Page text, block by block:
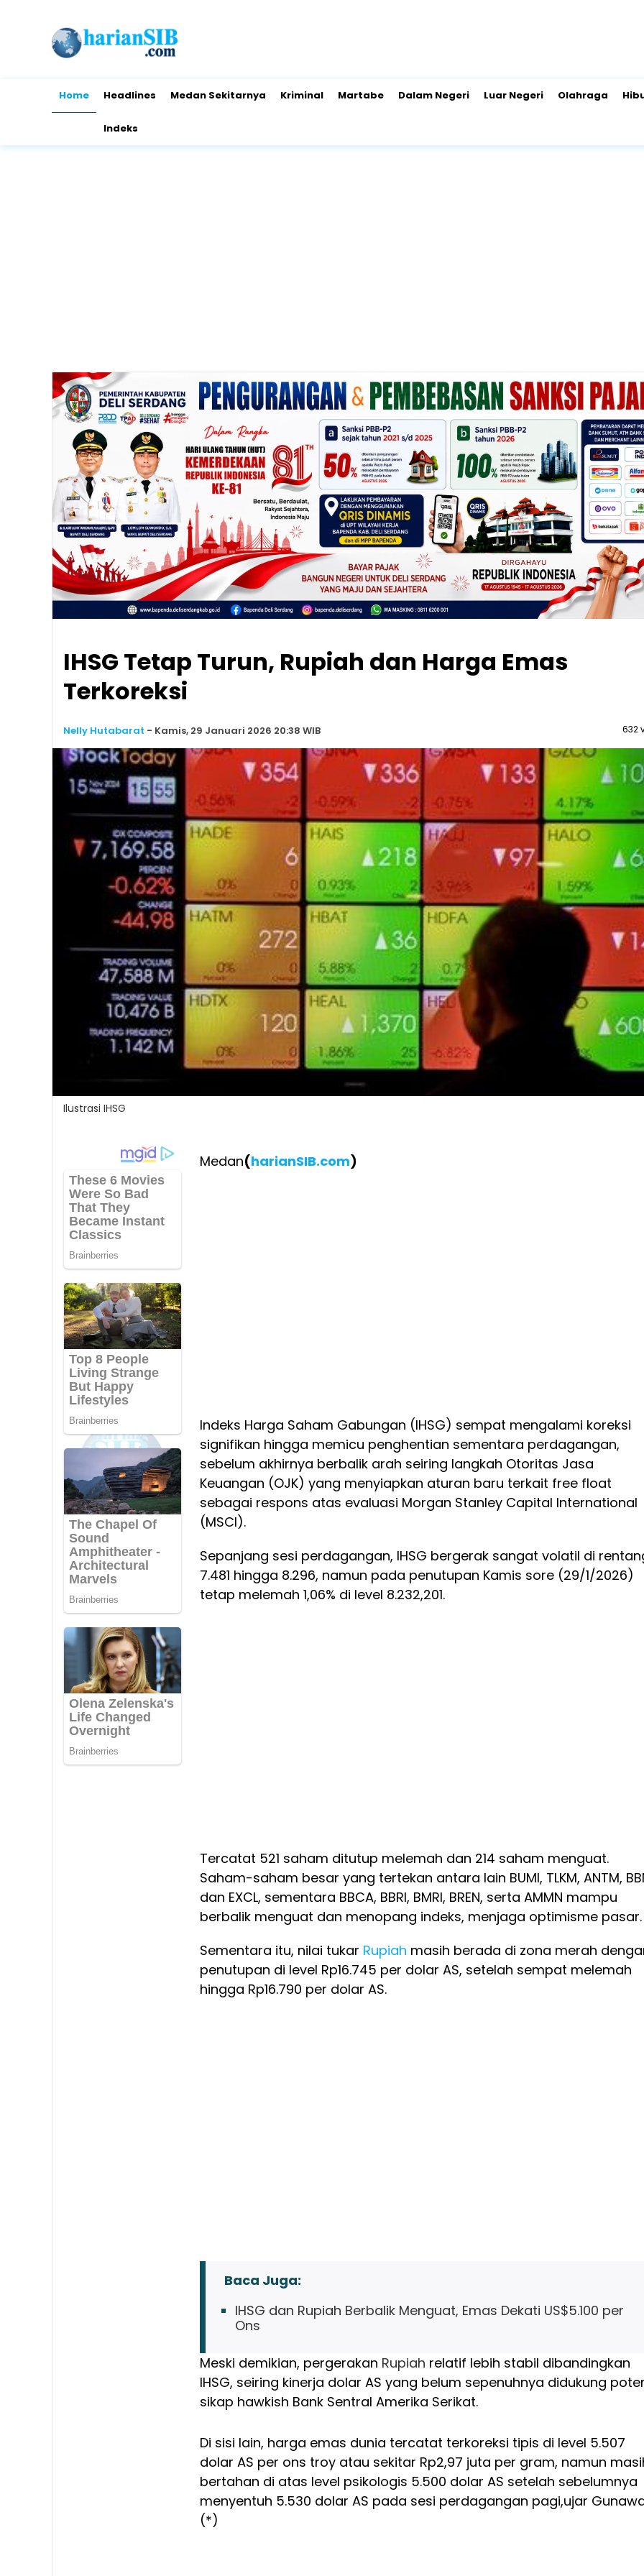
Home Headlines Medan Sekitarnya Kriminal Martabe Dalam Negeri Luar Negeri Olahraga
Indeks
IHSG Tetap Turun, Rupiah dan Harga Emas
Terkoreksi
Nelly Hutabarat - Kamis, 29 Januari 2026 20:38 WIB 632
Ilustrasi IHSG
Medan(harianSIB.com)
Indeks Harga Saham Gabungan (IHSG) sempat mengalami koreksi
signifikan hingga memicu penghentian sementara perdagangan,
sebelum akhirnya berbalik arah seiring langkah Otoritas Jasa
Keuangan (OJK) yang menyiapkan aturan baru terkait free float
sebagai respons atas evaluasi Morgan Stanley Capital International
(MSCI).
Sepanjang sesi perdagangan, IHSG bergerak sangat volatil di
7.481 hingga 8.296, namun pada penutupan Kamis sore (29/1/2026)
tetap melemah 1,06% di level 8.232,201.
Tercatat 521 saham ditutup melemah dan 214 saham menguat.
Saham-saham besar yang tertekan antara lain BUMI, TLKM, ANTM,
dan EXCL, sementara BBCA, BBRI, BMRI, BREN, serta AMMN mampu
berbalik menguat dan menopang indeks, menjaga optimisme pasar.
Sementara itu, nilai tukar Rupiah masih berada di zona merah
penutupan di level Rp16.745 per dolar AS, setelah sempat melemah
hingga Rp16.790 per dolar AS.
Baca Juga:
IHSG dan Rupiah Berbalik Menguat, Emas Dekati US$5.100 per
Ons
Meski demikian, pergerakan Rupiah relatif lebih stabil dibandingkan
IHSG, seiring kinerja dolar AS yang belum sepenuhnya didukung
sikap hawkish Bank Sentral Amerika Serikat.
Di sisi lain, harga emas dunia tercatat terkoreksi tipis di level 5.507
dolar AS per ons troy atau sekitar Rp2,97 juta per gram, namun
bertahan di atas level psikologis 5.500 dolar AS setelah sebelumnya
menyentuh 5.530 dolar AS pada sesi perdagangan pagi,ujar
(*)